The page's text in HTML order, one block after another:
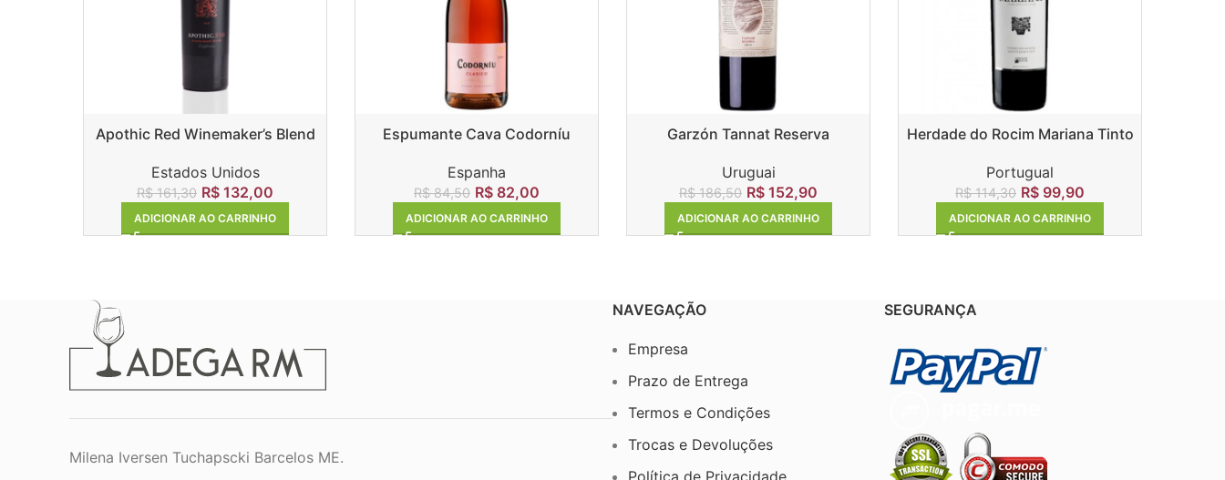
Apothic Red Winemaker’s Blend
Estados Unidos
R$161,30 R$ 132,00
ADICIONAR AO CARRINHO
Espumante Cava Codorníu
Espanha
R$84,50 R$ 82,00
ADICIONAR AO CARRINHO
Garzón Tannat Reserva
Uruguai
R$186,50 R$ 152,90
ADICIONAR AO CARRINHO
Herdade do Rocim Mariana Tinto
Portugual
R$114,30 R$ 99,90
ADICIONAR AO CARRINHO
Milena Iversen Tuchapscki Barcelos ME.
NAVEGAÇÃO
Empresa
Prazo de Entrega
Termos e Condições
Trocas e Devoluções
Política de Privacidade
SEGURANÇA